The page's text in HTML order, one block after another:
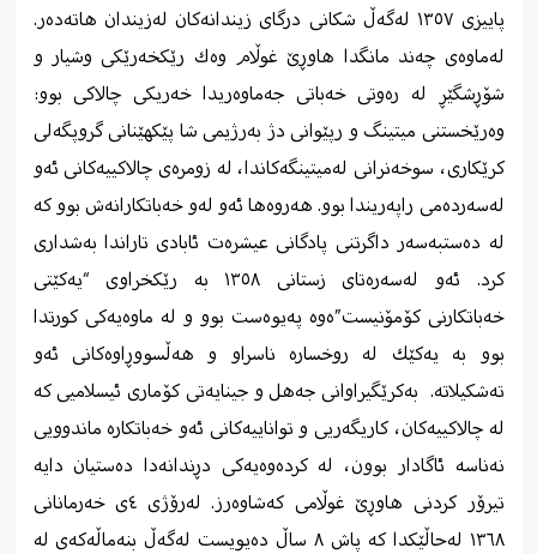
پاییزی ١٣٥٧ له‌گه‌ڵ شکانی درگای زیندانه‌کان له‌زیندان هاته‌ده‌ر.
له‌ماوه‌ی چه‌ند مانگدا هاوڕێ غوڵام وه‌ك رێكخه‌رێكی وشیار و
شۆڕشگێڕ له‌ ره‌وتی خه‌باتی جه‌ماوه‌ریدا خه‌ریكی چالاكی بوو:
وه‌رێخستنی میتینگ و رپێوانی دژ به‌رژیمی شا پێكهێنانی گروپگه‌لی
كرێكاری، سوخه‌نرانی له‌میتینگه‌كاندا، له ‌زومره‌ی چالاكییه‌كانی ئه‌و
له‌سه‌رده‌می راپه‌ریندا بوو. هه‌روه‌ها ئه‌و له‌و خه‌باتكارانه‌ش بوو كه
‌له ده‌ستبه‌سه‌ر داگرتنی پادگانی عیشره‌ت ئابادی تاراندا به‌شداری
كرد. ئه‌و له‌سه‌ره‌تای زستانی ١٣٥٨ ‌به‌ رێكخراوی “یه‌كێتی
خه‌باتكارنی كۆمۆنیست”ه‌وه ‌په‌یوه‌ست بوو و له‌ ماوه‌یه‌كی كورتدا
بوو به ‌یه‌كێك له ‌روخساره ‌ناسراو و هه‌ڵسووڕاوه‌كانی ئه‌و
ته‌شكیلاته‌. به‌كرێگیراوانی جه‌هل و جینایه‌تی كۆماری ئیسلامیی كه
‌له ‌چالاكییه‌كان، كاریگه‌ریی و تواناییه‌كانی ئه‌و خه‌باتكاره‌ ماندوویی
نه‌ناسه ‌ئاگادار بوون، له ‌كرده‌وه‌یه‌كی د‌ڕ‌ندانه‌دا ده‌ستیان دایه
‌تیرۆر كردنی هاوڕێ غوڵامی كه‌شاوه‌رز. له‌رۆژی ٤ی خه‌رمانانی
١٣٦٨ له‌حاڵێكدا كه ‌پاش ٨ ساڵ ده‌یویست له‌گه‌ڵ بنه‌ماڵه‌كه‌ی له‌